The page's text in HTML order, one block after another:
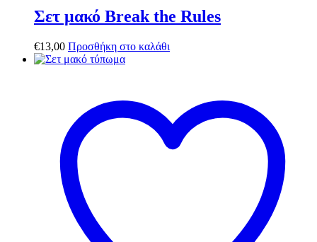
Σετ μακό Break the Rules
€13,00 Προσθήκη στο καλάθι